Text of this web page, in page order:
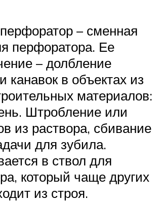
– сменная
перфоратора. Ее
– долбление
канавок в объектах из
материалов:
Штробление или
из раствора, сбивание
для зубила.
в ствол для
который чаще других
из строя.